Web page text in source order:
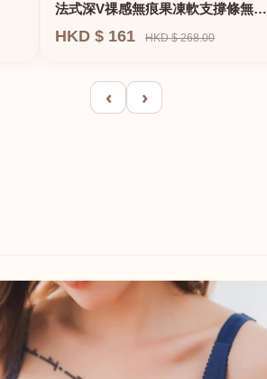
法式深V祼感無痕果凍軟支撐條無鋼
圈內衣
HKD $ 161 HKD $ 268.00
‹ ›